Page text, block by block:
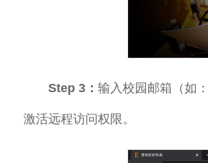
Step 3： 输入校园邮箱（如
激活远程访问权限。